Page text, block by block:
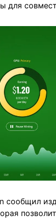
для
сообщил